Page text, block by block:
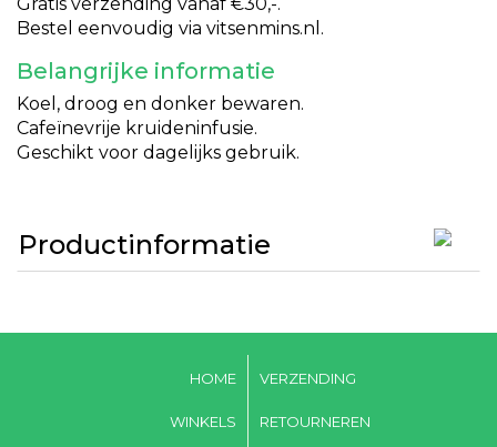
Bestel eenvoudig via vitsenmins.nl.
Belangrijke informatie
Koel, droog en donker bewaren.
Cafeïnevrije kruideninfusie.
Geschikt voor dagelijks gebruik.
Productinformatie
HOME
WINKELS
VERZENDING
RETOURNEREN